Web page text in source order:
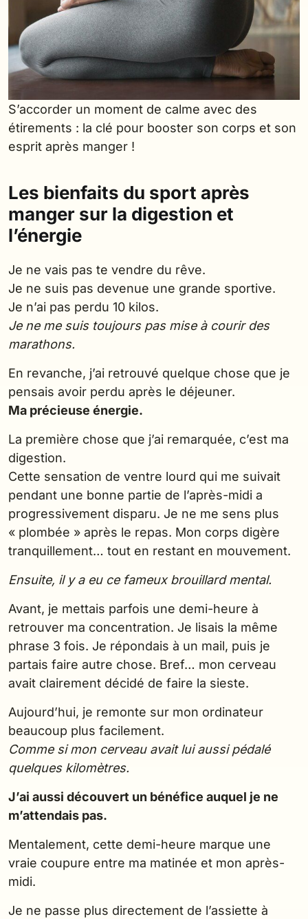
S’accorder un moment de calme avec des
étirements : la clé pour booster son corps et son
esprit après manger !
Les bienfaits du sport après
manger sur la digestion et
l’énergie
Je ne vais pas te vendre du rêve.
Je ne suis pas devenue une grande sportive.
Je n’ai pas perdu 10 kilos.
Je ne me suis toujours pas mise à courir des
marathons.
En revanche, j’ai retrouvé quelque chose que je
pensais avoir perdu après le déjeuner.
Ma précieuse énergie.
La première chose que j’ai remarquée, c’est ma
digestion.
Cette sensation de ventre lourd qui me suivait
pendant une bonne partie de l’après-midi a
progressivement disparu. Je ne me sens plus
« plombée » après le repas. Mon corps digère
tranquillement… tout en restant en mouvement.
Ensuite, il y a eu ce fameux brouillard mental.
Avant, je mettais parfois une demi-heure à
retrouver ma concentration. Je lisais la même
phrase 3 fois. Je répondais à un mail, puis je
partais faire autre chose. Bref… mon cerveau
avait clairement décidé de faire la sieste.
Aujourd’hui, je remonte sur mon ordinateur
beaucoup plus facilement.
Comme si mon cerveau avait lui aussi pédalé
quelques kilomètres.
J’ai aussi découvert un bénéfice auquel je ne
m’attendais pas.
Mentalement, cette demi-heure marque une
vraie coupure entre ma matinée et mon après-
midi.
Je ne passe plus directement de l’assiette à